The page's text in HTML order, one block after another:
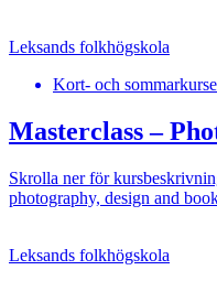
Leksands folkhögskola
Kort- och
Masterclass –
Skrolla ner för
photography, design and
Leksands folkhögskola